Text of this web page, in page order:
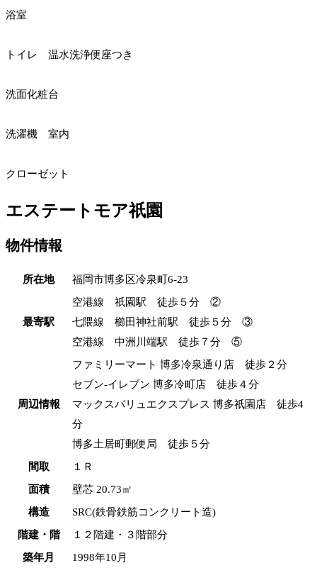
浴室
トイレ 温水洗浄便座つき
洗面化粧台
洗濯機 室内
クローゼット
エステートモア祇園
物件情報
所在地 福岡市博多区冷泉町6-23
最寄駅
空港線 祇園駅 徒歩５分 ②
七隈線 櫛田神社前駅 徒歩５分 ③
空港線 中洲川端駅 徒歩７分 ⑤
周辺情報
ファミリーマート 博多冷泉通り店 徒歩２分
セブン-イレブン 博多冷町店 徒歩４分
マックスバリュエクスプレス 博多祇園店 徒歩4
分
博多土居町郵便局 徒歩５分
間取
１Ｒ
面積
壁芯 20.73㎡
構造
SRC(鉄骨鉄筋コンクリート造)
階建・階
１２階建・３階部分
築年月
1998年10月